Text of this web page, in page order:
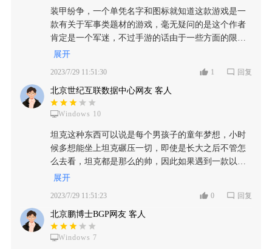
能，画质等方面表现的有点“差强人意”了，直接来个
大“缩水”，而且界面还是那种既简单又杂乱的类型，
最重要的是一点就是：玩家要是不对九个模式仔细看
介绍的话，都进行尝试一遍的话，那必定会非常迷
茫，随机进了一个模式，根本不知道该咋玩，而且还
开始的时候确实会感觉非常别扭，我本人就是这种感
觉，但不用担心，多玩上几把就熟悉了，坦克的还是
有八九也是击不穿敌方坦克，有句话咋说呢：“只要功
夫深，铁杵磨成针”，但飞机话，我个人感觉要想要熟
悉并不容易，就说7v7模式，我操作坦克的时候还能找
到敌人，进行战斗，但操作飞机的时候飞了五分钟了
毛都没有，说到这就不得不吐槽一下广告了：这个广
来，而且每次打完回到界面还给我推荐Steam购买链
接？这就有点过分了，广告可以理解，厂商缺钱嘛，
但这个链接就“离谱”了，我都怀疑厂商是故意把手游
克等大部分还原的都很不错 但仍需要还原很多细节 但
考虑到游戏是测试版而且作者也很良心看一次广告后
面的广告基本就没了 这对于一个个人开发者其实能开
在官网添加玩家自主上传的坦克MOD 也可以自己做
开放度其实已经非常好了 3.画风画质 游戏虽然地图少
(我没记错的话好像只有三个左右) 但我还是建议将地
图的画风 画质再提高一些 但不要太精美 因为个人觉
得这个游戏画风画质太精美了反而没有什么感觉 4.趣
90%的几率会一直玩下去的 游戏无论是满足没有电脑
的坦克迷能在手机上打一个较为还原坦克题材游戏 还
是普通人在闲暇之余玩这款游戏消遣时间都是非常不
错的 5.优化 这点我必须要说一些 虽然说你是个人工作
室但优化问题是你能否有更多玩家的关键 手机优化 我
机确实比较古老没有太多适配优化的必要 但是还是有
一些手机配置相对目前来说还是能打的但还是进不去
装甲纷争，一个单凭名字和图标就知道这款游戏是一
款有关于军事类题材的游戏，毫无疑问的是这个作者
肯定是一个军迷，不过手游的话由于一些方面的限
制，还是很难取得端游如此优秀的还原，但是游戏性
以及广大男同胞的喜爱，由最基础的枪械变成了更加
高级的军事设施，而战斗方式上也发生了极大的改
变，不过这倒是非常合理的设计，军事题材的游戏
中，坦克的样式和参数都是参考了现实中的坦克。军
事类型的游戏，我倒是见朋友在端游上玩得畅爽，毕
竟那样的画质水平，以及坦克的打击感，绝不是手游
那样的性能能带得动的，而如今介绍的这款游戏，是
了一大截，毕竟手机性能不足以及手机电脑之间的操
作系统存在一定的差异、手游是人工喜爱进行授权移
植的，进行改动的地方会比较多。 游戏中的界面是做
得不太好的一个地方，整个界面看起来非常的杂乱，
需要玩家看好一阵文字才知道要选择什么样的模式，
展开
2023/7/29 11:51:30 1 回复
北京世纪互联数据中心网友 客人
Windows 10
坦克这种东西可以说是每个男孩子的童年梦想，小时
候多想能坐上坦克碾压一切，即使是长大之后不管怎
么去看，坦克都是那么的帅，因此如果遇到一款以坦
克为题材的游戏，不管其是否是大厂出品，我都愿意
戏在画质方面虽然不必上大厂大作，甚至比起端游版
也有比较大的差距，但是其实还是超出我的预期的，
尤其是坦克建模做的相对还挺真实的，其包括了从二
战至今的100多种载具，用一句话来形容就是坦克党狂
展开
2023/7/29 11:51:23 0 回复
北京鹏博士BGP网友 客人
Windows 7